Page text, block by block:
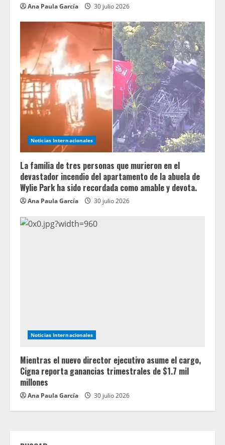
Ana Paula García 30 julio 2026
Noticias Internacionales
La familia de tres personas que murieron en el
devastador incendio del apartamento de la abuela de
Wylie Park ha sido recordada como amable y devota.
Ana Paula García 30 julio 2026
Noticias Internacionales
Mientras el nuevo director ejecutivo asume el cargo,
Cigna reporta ganancias trimestrales de $1.7 mil
millones
Ana Paula García 30 julio 2026